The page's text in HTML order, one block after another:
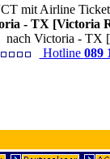
mit Airline
- TX [Victoria
nach Victoria - TX
Hotline 089